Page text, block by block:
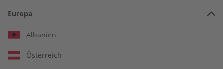
Europa
Albanien
Österreich